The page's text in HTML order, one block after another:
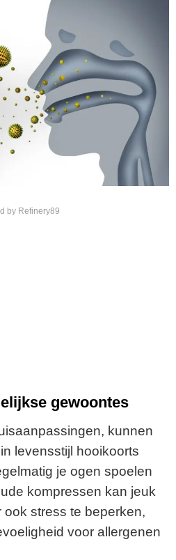
by Refinery89
gewoontes
kunnen
levensstijl hooikoorts
je ogen spoelen
kompressen kan jeuk
stress te beperken,
voor allergenen